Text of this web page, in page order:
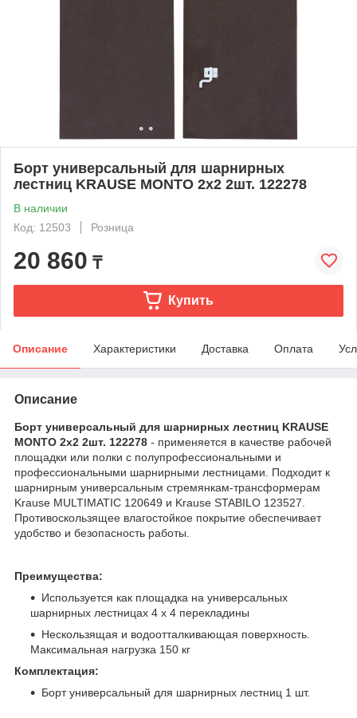
Борт универсальный для шарнирных
лестниц KRAUSE MONTO 2х2 2шт. 122278
В наличии
Код: 12503
Розница
20 860 ₸
Купить
Описание Характеристики Доставка Оплата
Описание
Борт универсальный для шарнирных лестниц KRAUSE
MONTO 2х2 2шт. 122278 - применяется в качестве рабочей
площадки или полки с полупрофессиональными и
профессиональными шарнирными лестницами. Подходит к
шарнирным универсальным стремянкам-трансформерам
Krause MULTIMATIC 120649 и Krause STABILO 123527.
Противоскользящее влагостойкое покрытие обеспечивает
удобство и безопасность работы.
Преимущества:
Используется как площадка на универсальных
шарнирных лестницах 4 х 4 перекладины
Нескользящая и водоотталкивающая поверхность.
Максимальная нагрузка 150 кг
Комплектация:
Борт универсальный для шарнирных лестниц 1 шт.